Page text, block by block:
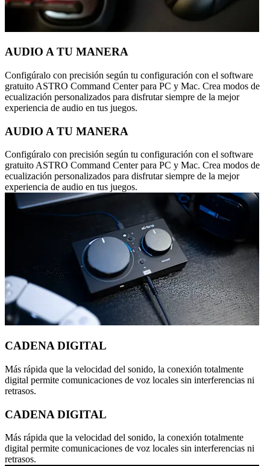
AUDIO A TU MANERA
Configúralo con precisión según tu configuración con el software
gratuito ASTRO Command Center para PC y Mac. Crea modos de
ecualización personalizados para disfrutar siempre de la mejor
experiencia de audio en tus juegos.
AUDIO A TU MANERA
Configúralo con precisión según tu configuración con el software
gratuito ASTRO Command Center para PC y Mac. Crea modos de
ecualización personalizados para disfrutar siempre de la mejor
experiencia de audio en tus juegos.
CADENA DIGITAL
Más rápida que la velocidad del sonido, la conexión totalmente
digital permite comunicaciones de voz locales sin interferencias ni
retrasos.
CADENA DIGITAL
Más rápida que la velocidad del sonido, la conexión totalmente
digital permite comunicaciones de voz locales sin interferencias ni
retrasos.